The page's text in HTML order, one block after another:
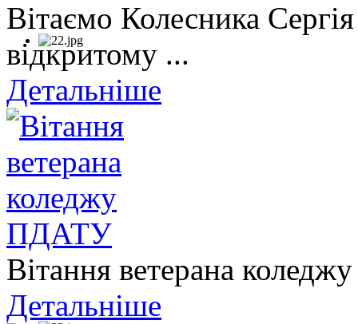
Вітаємо Колесника
відкритому ...
Детальніше
Вітання ветерана
Детальніше